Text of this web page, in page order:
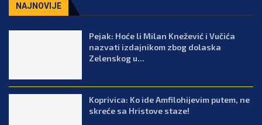
NAJNOVIJE
Pejak: Hoće li Milan Knežević i Vučića
nazvati izdajnikom zbog dolaska
Zelenskog u...
Koprivica: Ko ide Amfilohijevim putem, ne
skreće sa Hristove staze!